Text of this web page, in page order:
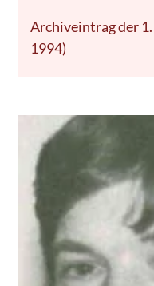
Archiveintrag der
1994)